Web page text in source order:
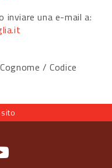
inviare una e-mail a:
/ Codice